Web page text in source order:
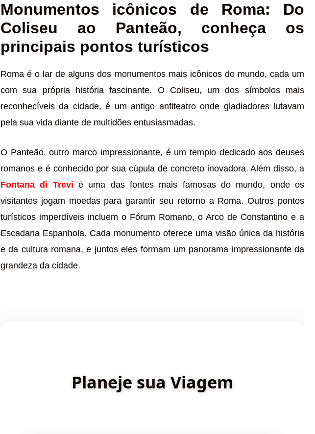
Monumentos icônicos de Roma: Do
Coliseu ao Panteão, conheça os
principais pontos turísticos
Roma é o lar de alguns dos monumentos mais icônicos do mundo, cada um
com sua própria história fascinante. O Coliseu, um dos símbolos mais
reconhecíveis da cidade, é um antigo anfiteatro onde gladiadores lutavam
pela sua vida diante de multidões entusiasmadas.
O Panteão, outro marco impressionante, é um templo dedicado aos deuses
romanos e é conhecido por sua cúpula de concreto inovadora. Além disso, a
Fontana di Trevi é uma das fontes mais famosas do mundo, onde os
visitantes jogam moedas para garantir seu retorno a Roma. Outros pontos
turísticos imperdíveis incluem o Fórum Romano, o Arco de Constantino e a
Escadaria Espanhola. Cada monumento oferece uma visão única da história
e da cultura romana, e juntos eles formam um panorama impressionante da
grandeza da cidade.
Planeje sua Viagem